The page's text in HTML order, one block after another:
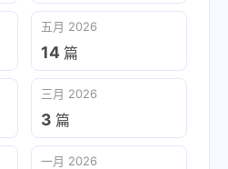
五月 2026
14 篇
三月 2026
3 篇
一月 2026